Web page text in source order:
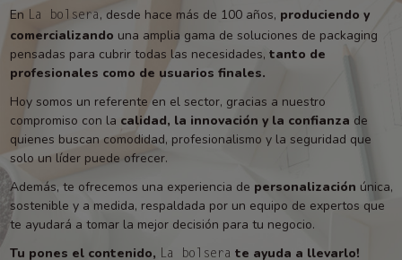
En La bolsera , desde hace más de 100 años, produciendo y
comercializando una amplia gama de soluciones de packaging
pensadas para cubrir todas las necesidades, tanto de
profesionales como de usuarios finales.
Hoy somos un referente en el sector, gracias a nuestro
compromiso con la calidad, la innovación y la confianza de
quienes buscan comodidad, profesionalismo y la seguridad que
solo un líder puede ofrecer.
Además, te ofrecemos una experiencia de personalización única,
sostenible y a medida, respaldada por un equipo de expertos que
te ayudará a tomar la mejor decisión para tu negocio.
Tu pones el contenido, La bolsera te ayuda a llevarlo!